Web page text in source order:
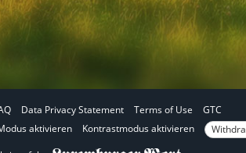
Data Privacy Statement Terms of Use
GTC
aktivieren
IKontrastmodus aktivieren